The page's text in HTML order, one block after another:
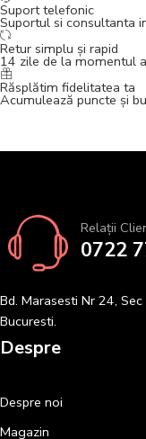
Suport telefonic
Suportul si consultanta
Retur simplu și rapid
14 zile de la momentul
Răsplătim fidelitatea ta
Acumulează puncte și
Relații
0722
Bd. Marasesti Nr 24, Sec
Bucuresti.
Despre
Despre noi
Magazin